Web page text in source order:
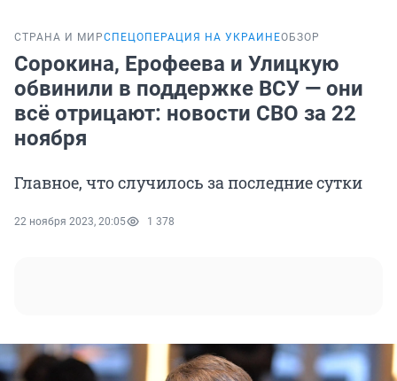
СТРАНА И МИРСПЕЦОПЕРАЦИЯ НА УКРАИНЕОБЗОР
Сорокина, Ерофеева и Улицкую
обвинили в поддержке ВСУ — они
всё отрицают: новости СВО за 22
ноября
Главное, что случилось за последние сутки
22 ноября 2023, 20:05 1 378